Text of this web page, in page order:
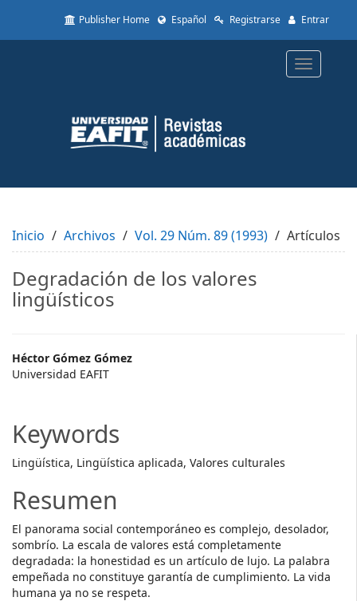
to
Content
Sidebar
Publisher Home Español Registrarse Entrar
Toggle
Inicio Archivos Vol. 29 Núm. 89 (1993) Artículos
Degradación de los valores
lingüísticos
Main
Article
Héctor Gómez Gómez
Universidad EAFIT
Keywords
Lingüística, Lingüística aplicada, Valores culturales
Resumen
El panorama social contemporáneo es complejo, desolador,
sombrío. La escala de valores está completamente
degradada: la honestidad es un artículo de lujo. La palabra
empeñada no constituye garantía de cumplimiento. La vida
humana ya no se respeta.